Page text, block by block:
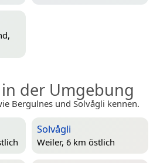
der Umgebung
Bergulnes und Solvågli kennen.
Solvågli
Weiler, 6 km östlich